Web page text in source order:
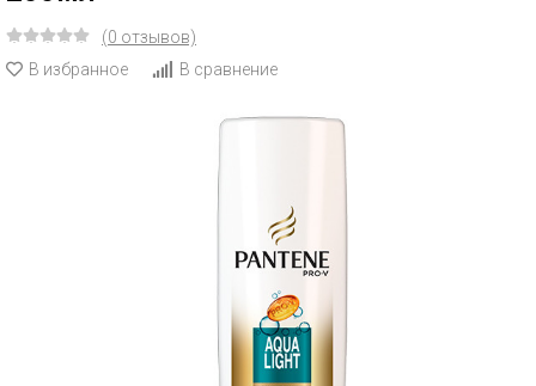
(0 отзывов)
В избранное
В сравнение